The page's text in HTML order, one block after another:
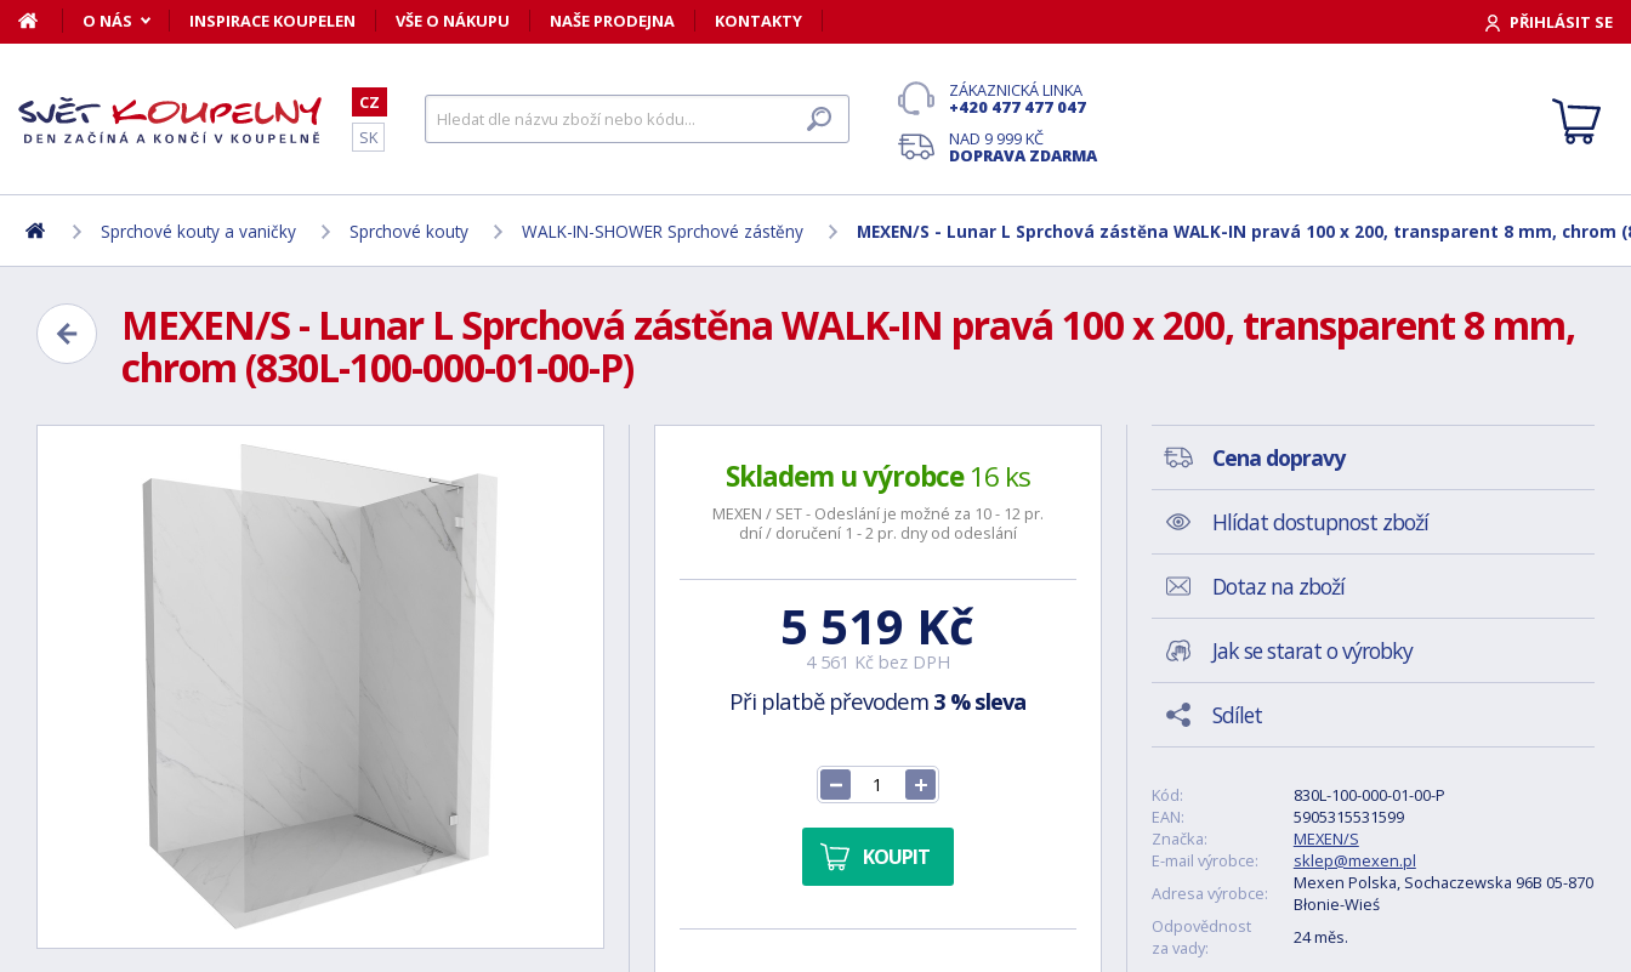
O NÁS INSPIRACE KOUPELEN VŠE O NÁKUPU NAŠE PRODEJNA KONTAKTY PŘIHLÁSIT SE
CZ
SK
ZÁKAZNICKÁ LINKA
+420 477 477 047
NAD 9 999 KČ
DOPRAVA ZDARMA
Sprchové kouty a vaničky Sprchové kouty WALK-IN-SHOWER Sprchové zástěny MEXEN/S - Lunar L Sprchová zástěna WALK-IN pravá 100 x 200, transparent 8 mm, chrom
MEXEN/S - Lunar L Sprchová zástěna WALK-IN pravá 100 x 200, transparent 8 mm,
chrom (830L-100-000-01-00-P)
Skladem u výrobce16 ks
MEXEN / SET - Odeslání je možné za 10 - 12 pr.
dní / doručení 1 - 2 pr. dny od odeslání
5 519 Kč
4 561 Kč bez DPH
Při platbě převodem 3 % sleva
KOUPIT
Cena dopravy
Hlídat dostupnost zboží
Dotaz na zboží
Jak se starat o výrobky
Sdílet
Kód:
830L-100-000-01-00-P
EAN:
5905315531599
Značka:
MEXEN/S
E-mail výrobce:
sklep@mexen.pl
Adresa výrobce:
Mexen Polska, Sochaczewska 96B 05-870
Błonie-Wieś
Odpovědnost
za vady:
24 měs.